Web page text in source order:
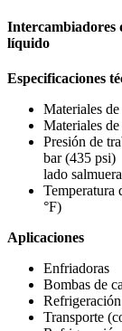
Intercambiadores
líquido
Especificaciones
Materiales
Materiales
Presión de
bar (435 psi)
lado salmuera
Temperatura
°F)
Aplicaciones
Enfriadoras
Bombas de
Transporte